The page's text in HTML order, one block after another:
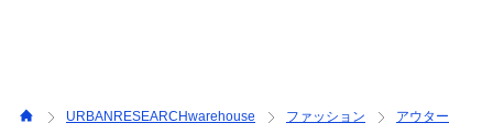
ポケット : あり
URBANRESEARCHwarehouse ファッション
アウター